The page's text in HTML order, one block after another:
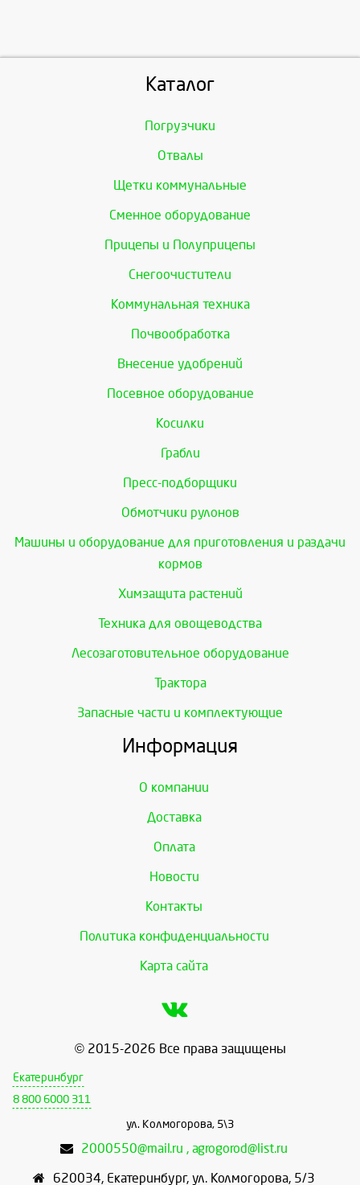
Каталог
Погрузчики
Отвалы
Щетки коммунальные
Сменное оборудование
Прицепы и Полуприцепы
Снегоочистители
Коммунальная техника
Почвообработка
Внесение удобрений
Посевное оборудование
Косилки
Грабли
Пресс-подборщики
Обмотчики рулонов
Машины и оборудование для приготовления и раздачи
кормов
Химзащита растений
Техника для овощеводства
Лесозаготовительное оборудование
Трактора
Запасные части и комплектующие
Информация
О компании
Доставка
Оплата
Новости
Контакты
Политика конфиденциальности
Карта сайта
© 2015-2026 Все права защищены
Екатеринбург
8 800 6000 311
ул. Колмогорова, 5\3
2000550@mail.ru , agrogorod@list.ru
620034, Екатеринбург, ул. Колмогорова, 5/3